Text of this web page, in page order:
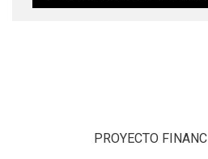
PROYECTO